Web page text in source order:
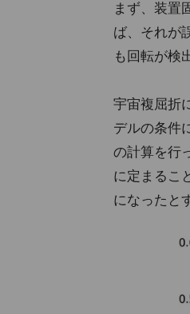
まず、装置
ば、それが
も回転が検
宇宙複屈折
デルの条件
の計算を行
に定まるこ
になったと